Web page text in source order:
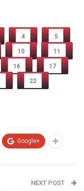
4 5
10 11
16 17
22
Google+
NEXT POST